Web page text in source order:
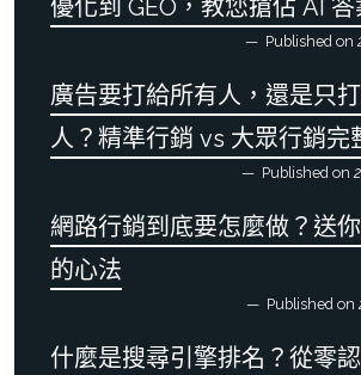
優化到 GEO，教您搶佔 AI 答
Published on
廣告要打給所有人，還是只
人？精準行銷 vs 大眾行銷完
Published on
網路行銷到底要怎麼做？送
的心法
Published on
什麼是搜尋引擎排名？從零